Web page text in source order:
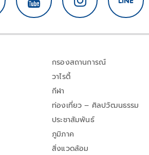
กรองสถานการณ์
วาไรตี้
กีฬา
ท่องเที่ยว – ศิลปวัฒนธรรม
ประชาสัมพันธ์
ภูมิภาค
สิ่งแวดล้อม